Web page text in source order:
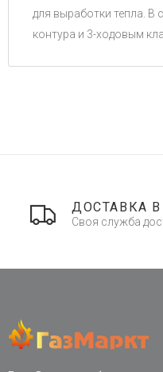
для выработки тепла. В
контура и 3-ходовым
ДОСТАВКА
Своя служба